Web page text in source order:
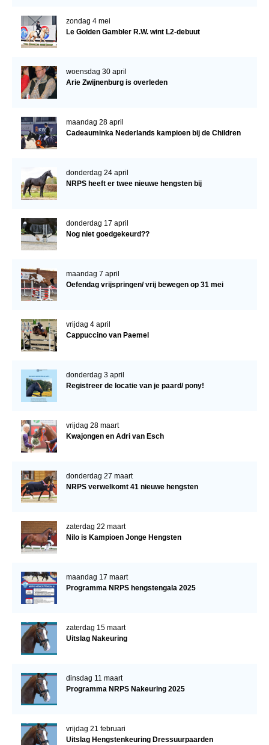
zondag 4 mei
Le Golden Gambler R.W. wint L2-debuut
woensdag 30 april
Arie Zwijnenburg is overleden
maandag 28 april
Cadeauminka Nederlands kampioen bij de Children
donderdag 24 april
NRPS heeft er twee nieuwe hengsten bij
donderdag 17 april
Nog niet goedgekeurd??
maandag 7 april
Oefendag vrijspringen/ vrij bewegen op 31 mei
vrijdag 4 april
Cappuccino van Paemel
donderdag 3 april
Registreer de locatie van je paard/ pony!
vrijdag 28 maart
Kwajongen en Adri van Esch
donderdag 27 maart
NRPS verwelkomt 41 nieuwe hengsten
zaterdag 22 maart
Nilo is Kampioen Jonge Hengsten
maandag 17 maart
Programma NRPS hengstengala 2025
zaterdag 15 maart
Uitslag Nakeuring
dinsdag 11 maart
Programma NRPS Nakeuring 2025
vrijdag 21 februari
Uitslag Hengstenkeuring Dressuurpaarden